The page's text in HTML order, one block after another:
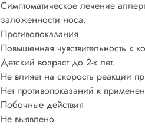
Симптоматическое лечение
заложенности носа.
Противопоказания
Повышенная чувствительность к
Детский возраст до 2-х лет.
Не влияет на скорость реакции
Нет противопоказаний к
Побочные действия
Не выявлено